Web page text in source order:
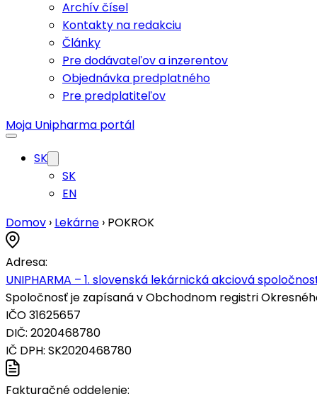
Archív čísel
Kontakty na redakciu
Články
Pre dodávateľov a inzerentov
Objednávka predplatného
Pre predplatiteľov
Moja Unipharma portál
SK
SK
EN
Domov › Lekárne › POKROK
Adresa:
UNIPHARMA – 1. slovenská lekárnická akciová
Spoločnosť je zapísaná v Obchodnom registri
IČO 31625657
DIČ: 2020468780
IČ DPH: SK2020468780
Fakturačné oddelenie: